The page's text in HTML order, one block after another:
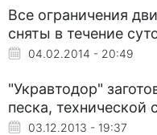
Все ограничения
сняты в течение
04.02.2014 - 20:49
"Укравтодор"
песка, технической
03.12.2013 - 19:37